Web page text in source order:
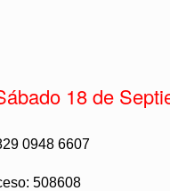
18 de
0948 6607
508608